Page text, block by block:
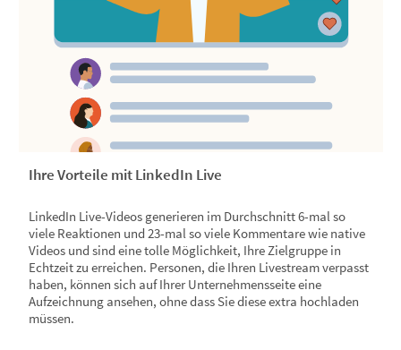
Ihre Vorteile mit LinkedIn Live
LinkedIn Live-Videos generieren im Durchschnitt 6-mal so
viele Reaktionen und 23-mal so viele Kommentare wie native
Videos und sind eine tolle Möglichkeit, Ihre Zielgruppe in
Echtzeit zu erreichen. Personen, die Ihren Livestream verpasst
haben, können sich auf Ihrer Unternehmensseite eine
Aufzeichnung ansehen, ohne dass Sie diese extra hochladen
müssen.